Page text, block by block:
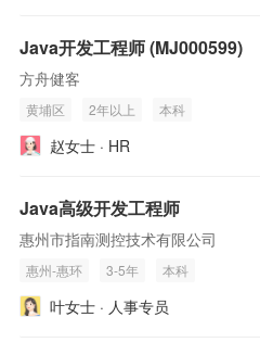
Java开发工程师 (MJ000599)
方舟健客
黄埔区 2年以上 本科
赵女士 · HR
Java高级开发工程师
惠州市指南测控技术有限公司
惠州-惠环 3-5年 本科
叶女士 · 人事专员